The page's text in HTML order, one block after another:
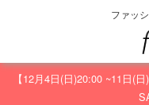
ファッ
【12月4日(日)20:00 ~11日(